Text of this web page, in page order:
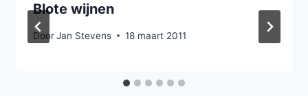
Blote wijnen
DoorJan Stevens 18 maart 2011